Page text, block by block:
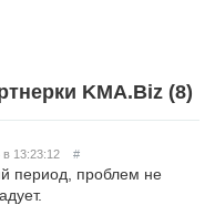
KMA.Biz (8)
в 13:23:12 #
период, проблем не